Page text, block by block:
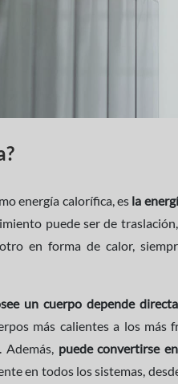
energía calorífica, es la
puede ser de
en forma de calor,
un cuerpo depende
más calientes a los más
puede convertirse
en todos los sistemas,